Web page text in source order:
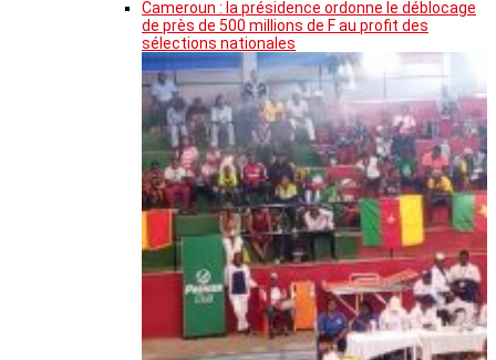
Cameroun : la présidence ordonne le déblocage
de près de 500 millions de F au profit des
sélections nationales